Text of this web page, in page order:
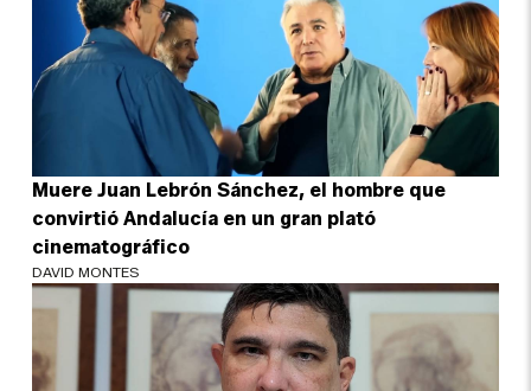
Muere Juan Lebrón Sánchez, el hombre que
convirtió Andalucía en un gran plató
cinematográfico
DAVID MONTES